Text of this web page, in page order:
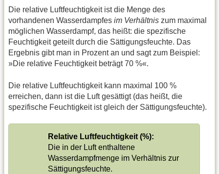
Die relative Luftfeuchtigkeit ist die Menge des
vorhandenen Wasserdampfes im Verhältnis zum maximal
möglichen Wasserdampf, das heißt: die spezifische
Feuchtigkeit geteilt durch die Sättigungsfeuchte. Das
Ergebnis gibt man in Prozent an und sagt zum Beispiel:
»Die relative Feuchtigkeit beträgt 70 %«.
Die relative Luftfeuchtigkeit kann maximal 100 %
erreichen, dann ist die Luft gesättigt (das heißt, die
spezifische Feuchtigkeit ist gleich der Sättigungsfeuchte).
Relative Luftfeuchtigkeit (%):
Die in der Luft enthaltene
Wasserdampfmenge im Verhältnis zur
Sättigungsfeuchte.